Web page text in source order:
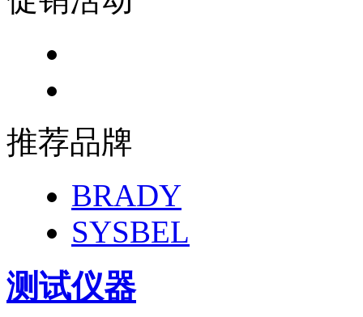
推荐品牌
BRADY
SYSBEL
测试仪器